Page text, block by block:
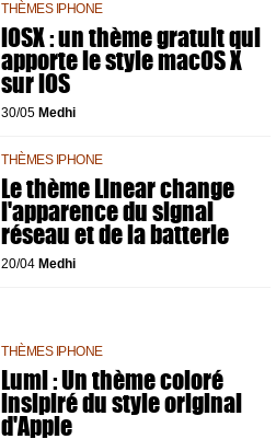
THÈMES IPHONE
iOSX : un thème gratuit qui
apporte le style macOS X
sur iOS
30/05 Medhi
THÈMES IPHONE
Le thème Linear change
l'apparence du signal
réseau et de la batterie
20/04 Medhi
THÈMES IPHONE
Lumi : Un thème coloré
insipiré du style original
d'Apple